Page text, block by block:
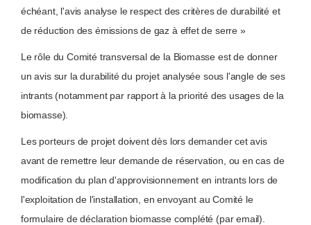
échéant, l'avis analyse le respect des critères de durabilité et
de réduction des émissions de gaz à effet de serre »
Le rôle du Comité transversal de la Biomasse est de donner
un avis sur la durabilité du projet analysée sous l'angle de ses
intrants (notamment par rapport à la priorité des usages de la
biomasse).
Les porteurs de projet doivent dès lors demander cet avis
avant de remettre leur demande de réservation, ou en cas de
modification du plan d'approvisionnement en intrants lors de
l'exploitation de l'installation, en envoyant au Comité le
formulaire de déclaration biomasse complété (par email).